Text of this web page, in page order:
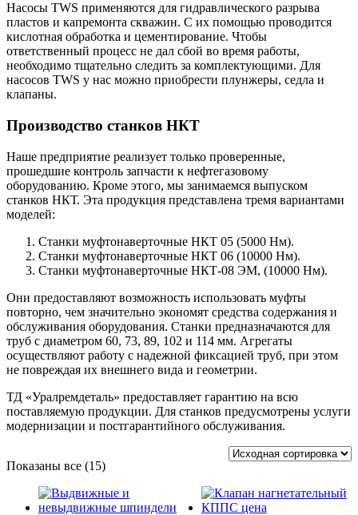
Насосы TWS применяются для гидравлического разрыва
пластов и капремонта скважин. С их помощью проводится
кислотная обработка и цементирование. Чтобы
ответственный процесс не дал сбой во время работы,
необходимо тщательно следить за комплектующими. Для
насосов TWS у нас можно приобрести плунжеры, седла и
клапаны.
Производство станков НКТ
Наше предприятие реализует только проверенные,
прошедшие контроль запчасти к нефтегазовому
оборудованию. Кроме этого, мы занимаемся выпуском
станков НКТ. Эта продукция представлена тремя вариантами
моделей:
Станки муфтонаверточные НКТ 05 (5000 Нм).
Станки муфтонаверточные НКТ 06 (10000 Нм).
Станки муфтонаверточные НКТ-08 ЭМ, (10000 Нм).
Они предоставляют возможность использовать муфты
повторно, чем значительно экономят средства содержания и
обслуживания оборудования. Станки предназначаются для
труб с диаметром 60, 73, 89, 102 и 114 мм. Агрегаты
осуществляют работу с надежной фиксацией труб, при этом
не повреждая их внешнего вида и геометрии.
ТД «Уралремдеталь» предоставляет гарантию на всю
поставляемую продукции. Для станков предусмотрены услуги
модернизации и постгарантийного обслуживания.
Показаны все (15)